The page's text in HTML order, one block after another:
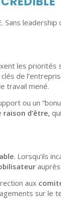
Sans
les
de
travail mené.
ou un
raison d’être,
. Lorsqu’ils
aux
sur le